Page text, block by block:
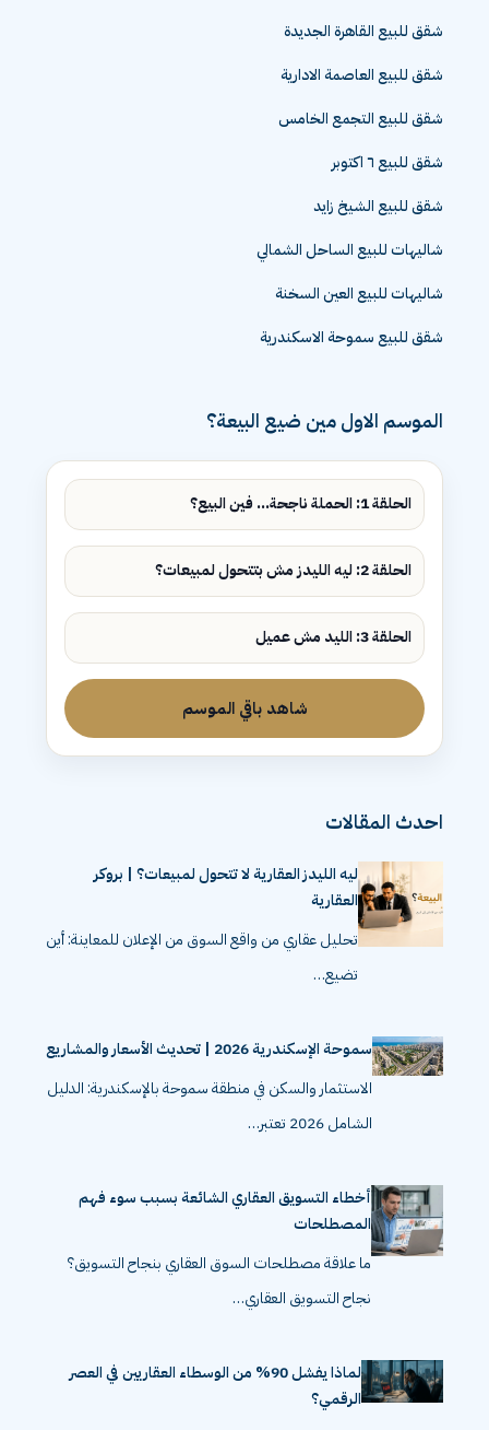
شقق للبيع القاهرة الجديدة
شقق للبيع العاصمة الادارية
شقق للبيع التجمع الخامس
شقق للبيع ٦ اكتوبر
شقق للبيع الشيخ زايد
شاليهات للبيع الساحل الشمالي
شاليهات للبيع العين السخنة
شقق للبيع سموحة الاسكندرية
الموسم الاول مين ضيع البيعة؟
الحلقة 1: الحملة ناجحة... فين البيع؟
الحلقة 2: ليه الليدز مش بتتحول لمبيعات؟
الحلقة 3: الليد مش عميل
شاهد باقي الموسم
احدث المقالات
ليه الليدز العقارية لا تتحول لمبيعات؟ | بروكر
العقارية
تحليل عقاري من واقع السوق من الإعلان للمعاينة: أين
تضيع…
سموحة الإسكندرية 2026 | تحديث الأسعار والمشاريع
الاستثمار والسكن في منطقة سموحة بالإسكندرية: الدليل
الشامل 2026 تعتبر…
أخطاء التسويق العقاري الشائعة بسبب سوء فهم
المصطلحات
ما علاقة مصطلحات السوق العقاري بنجاح التسويق؟
نجاح التسويق العقاري…
لماذا يفشل 90% من الوسطاء العقاريين في العصر
الرقمي؟